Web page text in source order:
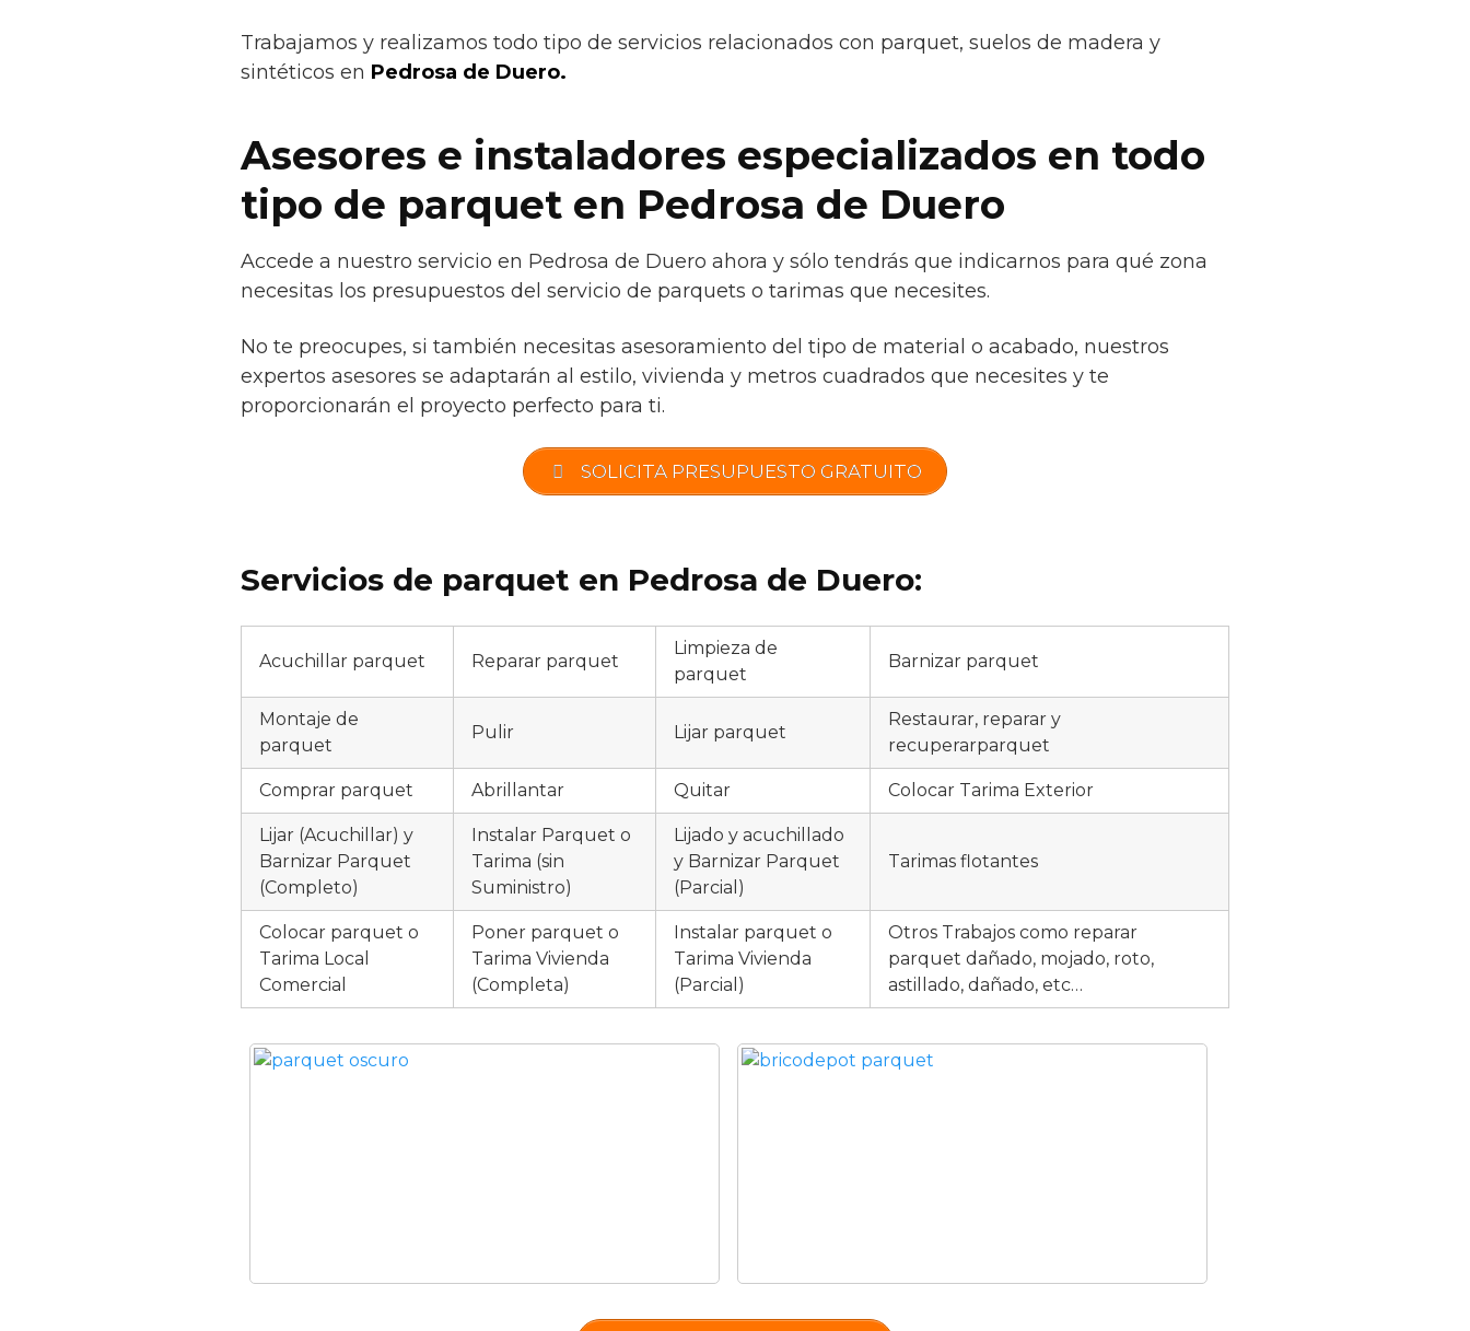
Trabajamos y realizamos todo tipo de servicios relacionados con parquet, suelos de madera y
sintéticos en Pedrosa de Duero.
Asesores e instaladores especializados en todo
tipo de parquet en Pedrosa de Duero
Accede a nuestro servicio en Pedrosa de Duero ahora y sólo tendrás que indicarnos para qué zona
necesitas los presupuestos del servicio de parquets o tarimas que necesites.
No te preocupes, si también necesitas asesoramiento del tipo de material o acabado, nuestros
expertos asesores se adaptarán al estilo, vivienda y metros cuadrados que necesites y te
proporcionarán el proyecto perfecto para ti.
SOLICITA PRESUPUESTO GRATUITO
Servicios de parquet en Pedrosa de Duero:
Acuchillar parquet Reparar parquet
Limpieza de
parquet
Barnizar parquet
Montaje de
parquet
Pulir Lijar parquet
Restaurar, reparar y
recuperarparquet
Comprar parquet Abrillantar Quitar Colocar Tarima Exterior
Lijar (Acuchillar) y
Barnizar Parquet
(Completo)
Instalar Parquet o
Tarima (sin
Suministro)
Lijado y acuchillado
y Barnizar Parquet
(Parcial)
Tarimas flotantes
Colocar parquet o
Tarima Local
Comercial
Poner parquet o
Tarima Vivienda
(Completa)
Instalar parquet o
Tarima Vivienda
(Parcial)
Otros Trabajos como reparar
parquet dañado, mojado, roto,
astillado, dañado, etc…